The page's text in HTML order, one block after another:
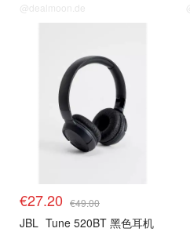
@dealmoon.de
€27.20 €49.00
JBL Tune 520BT 黑色耳机